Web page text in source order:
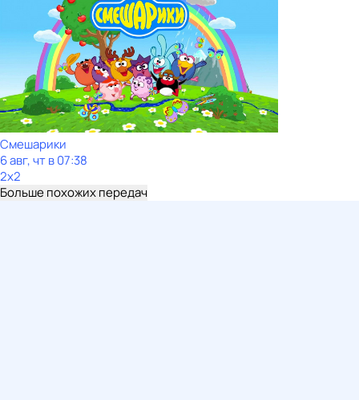
Смешарики
6 авг, чт в 07:38
2x2
Больше похожих передач